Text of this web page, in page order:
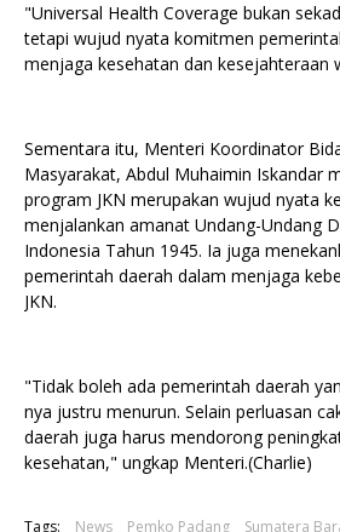
"Universal Health Coverage bukan
tetapi wujud nyata komitmen
menjaga kesehatan dan kesejahteraan
Sementara itu, Menteri Koordinator
Masyarakat, Abdul Muhaimin Iskandar
program JKN merupakan wujud nyata
menjalankan amanat Undang-Undang
Indonesia Tahun 1945. Ia juga
pemerintah daerah dalam menjaga
JKN.
"Tidak boleh ada pemerintah daerah
nya justru menurun. Selain perluasan
daerah juga harus mendorong
kesehatan," ungkap Menteri.(Charlie)
Tags: News Pemko Padang Sumatera